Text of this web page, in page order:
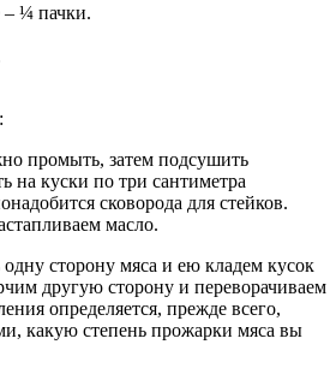
– ¼ пачки.
промыть, затем подсушить
на куски по три сантиметра
сковорода для стейков.
масло.
сторону мяса и ею кладем кусок
другую сторону и переворачиваем
определяется, прежде всего,
какую степень прожарки мяса вы